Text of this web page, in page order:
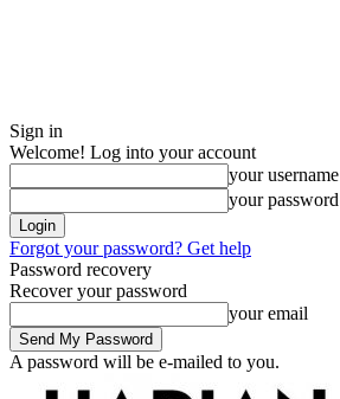
Sign in
Welcome! Log into your account
your username
your password
Forgot your password? Get help
Password recovery
Recover your password
your email
A password will be e-mailed to you.